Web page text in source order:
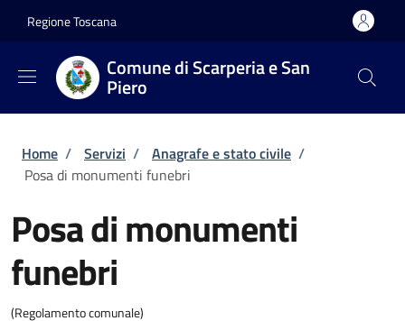
Regione Toscana
Comune di Scarperia e San
Piero
Briciole di pane
Home / Servizi / Anagrafe e stato civile /
Posa di monumenti funebri
Posa di monumenti
funebri
(Regolamento comunale)